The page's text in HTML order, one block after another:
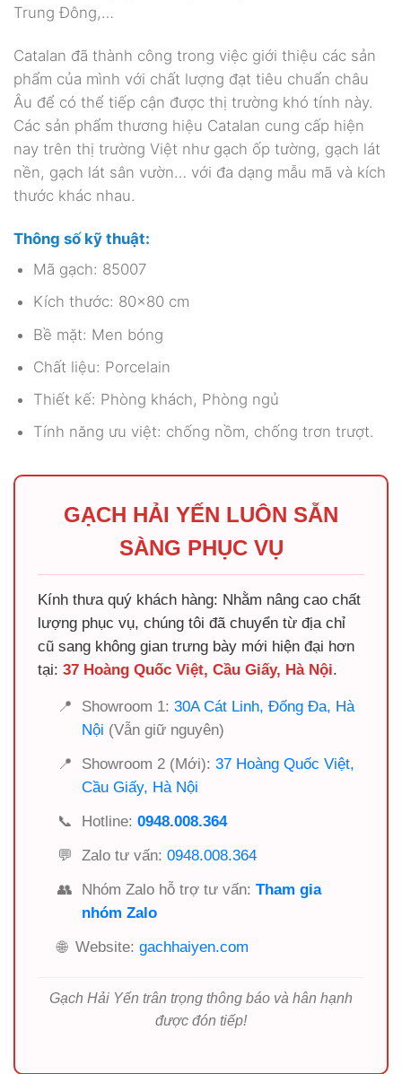
Trung Đông,…
Catalan đã thành công trong việc giới thiệu các sản
phẩm của mình với chất lượng đạt tiêu chuẩn châu
Âu để có thể tiếp cận được thị trường khó tính này.
Các sản phẩm thương hiệu Catalan cung cấp hiện
nay trên thị trường Việt như gạch ốp tường, gạch lát
nền, gạch lát sân vườn… với đa dạng mẫu mã và kích
thước khác nhau.
Thông số kỹ thuật:
Mã gạch: 85007
Kích thước: 80×80 cm
Bề mặt: Men bóng
Chất liệu: Porcelain
Thiết kế: Phòng khách, Phòng ngủ
Tính năng ưu việt: chống nồm, chống trơn trượt.
GẠCH HẢI YẾN LUÔN SẴN
SÀNG PHỤC VỤ
Kính thưa quý khách hàng: Nhằm nâng cao chất
lượng phục vụ, chúng tôi đã chuyển từ địa chỉ
cũ sang không gian trưng bày mới hiện đại hơn
tại: 37 Hoàng Quốc Việt, Cầu Giấy, Hà Nội.
📍 Showroom 1: 30A Cát Linh, Đống Đa, Hà
Nội (Vẫn giữ nguyên)
📍
Showroom 2 (Mới): 37 Hoàng Quốc Việt,
Cầu Giấy, Hà Nội
📞
Hotline: 0948.008.364
💬
Zalo tư vấn: 0948.008.364
👥
Nhóm Zalo hỗ trợ tư vấn: Tham gia
nhóm Zalo
🌐 Website: gachhaiyen.com
Gạch Hải Yến trân trọng thông báo và hân hạnh
được đón tiếp!